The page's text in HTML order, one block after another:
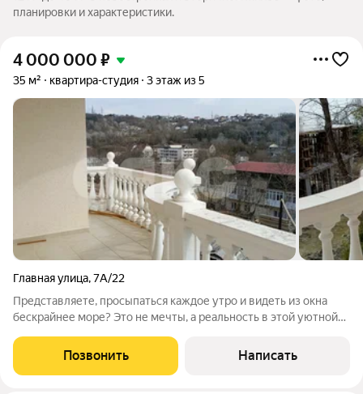
планировки и характеристики.
4 000 000 ₽
35 м² квартира-студия 3 этаж из 5
Главная улица,7А/22
Представляете, просыпаться каждое утро и видеть из окна
бескрайнее море? Это не мечты, а реальность в этой уютной
отдыха или комфортной жизни: Идеальное расположение:
Всего 100 метров отделяют
Позвонить Написать